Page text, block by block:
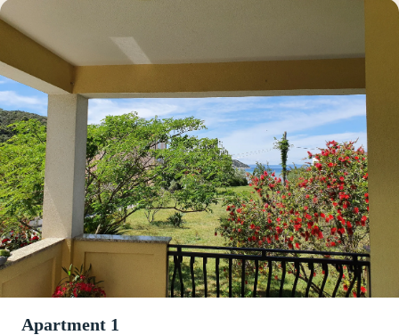
Apartment 1
Read about Apartment 1